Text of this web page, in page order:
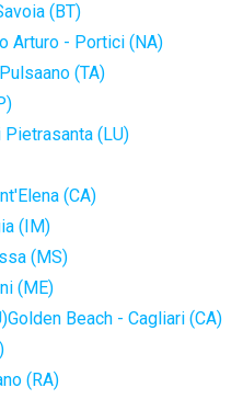
(BT)
Arturo - Portici (NA)
(TA)
(LU)
(CA)
(IM)
(MS)
(ME)
Golden Beach - Cagliari (CA)
(RA)